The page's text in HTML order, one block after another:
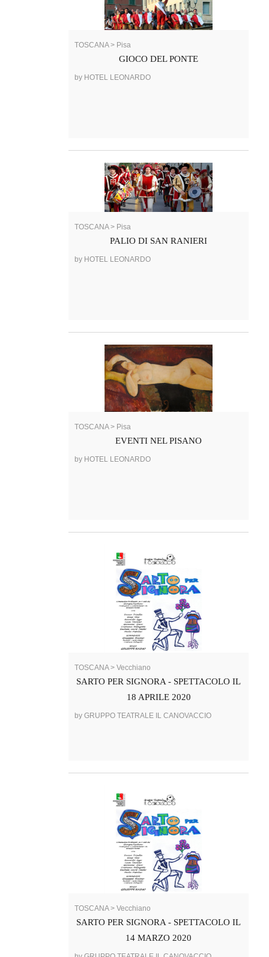
TOSCANA > Pisa
GIOCO DEL PONTE
by HOTEL LEONARDO
TOSCANA > Pisa
PALIO DI SAN RANIERI
by HOTEL LEONARDO
TOSCANA > Pisa
EVENTI NEL PISANO
by HOTEL LEONARDO
TOSCANA > Vecchiano
SARTO PER SIGNORA - SPETTACOLO IL
18 APRILE 2020
by GRUPPO TEATRALE IL CANOVACCIO
TOSCANA > Vecchiano
SARTO PER SIGNORA - SPETTACOLO IL
14 MARZO 2020